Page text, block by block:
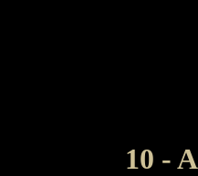
10 -